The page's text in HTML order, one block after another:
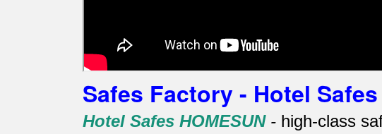
Safes Factory - Hotel Safes
Hotel Safes HOMESUN- high-class